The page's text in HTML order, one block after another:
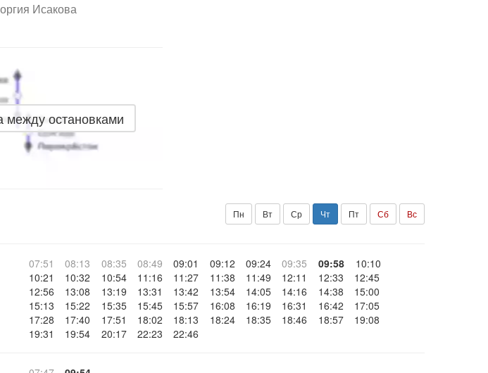
Исакова
между остановками
Пн Вт Ср Чт Пт Сб Вс
07:51 08:13 08:35 08:49 09:01 09:12 09:24 09:35 09:58
10:10
10:21
10:32 10:54 11:16 11:27 11:38 11:49 12:11 12:33
12:45
12:56
13:08 13:19 13:31 13:42 13:54 14:05 14:16 14:38
15:00
15:13
15:22 15:35 15:45 15:57 16:08 16:19 16:31 16:42
17:05
17:28
17:40 17:51 18:02 18:13 18:24 18:35 18:46 18:57
19:08
19:31
19:54 20:17 22:23 22:46